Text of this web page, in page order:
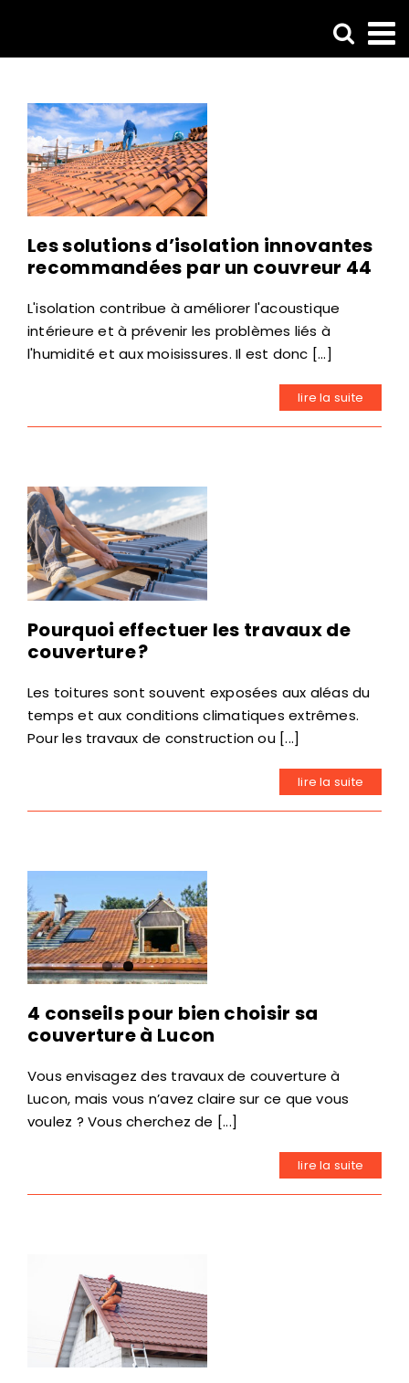
contenu
Les solutions d’isolation innovantes
recommandées par un couvreur 44
L'isolation contribue à améliorer l'acoustique
intérieure et à prévenir les problèmes liés à
l'humidité et aux moisissures. Il est donc [...]
lire la suite
Pourquoi effectuer les travaux de
couverture ?
Les toitures sont souvent exposées aux aléas du
temps et aux conditions climatiques extrêmes.
Pour les travaux de construction ou [...]
lire la suite
4 conseils pour bien choisir sa
couverture à Lucon
Vous envisagez des travaux de couverture à
Lucon, mais vous n’avez claire sur ce que vous
voulez ? Vous cherchez de [...]
lire la suite